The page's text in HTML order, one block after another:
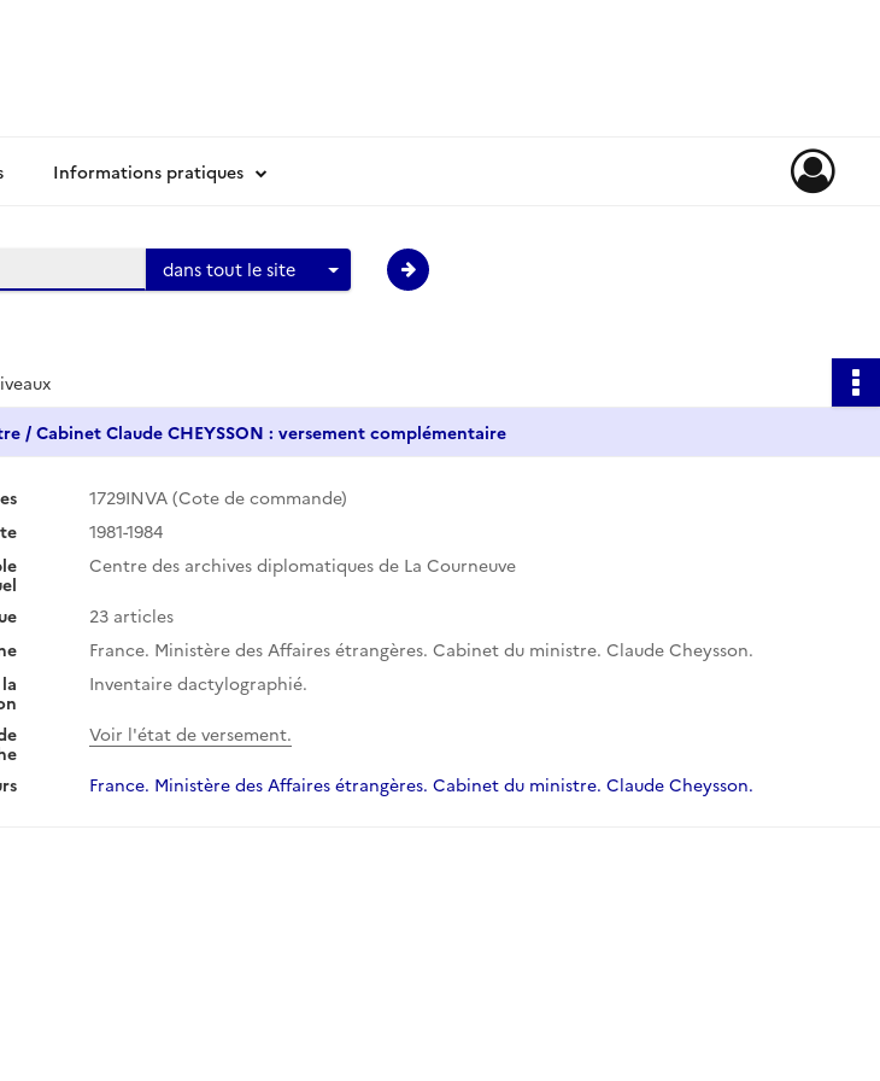
Informations pratiques
dans tout le site
/ Cabinet Claude CHEYSSON : versement complémentaire
1729INVA (Cote de commande)
1981-1984
Centre des archives diplomatiques de La Courneuve
23 articles
France. Ministère des Affaires étrangères. Cabinet du ministre. Claude Cheysson.
Inventaire dactylographié.
Voir l'état de versement.
France. Ministère des Affaires étrangères. Cabinet du ministre. Claude Cheysson.